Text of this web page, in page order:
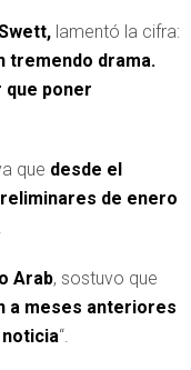
lamentó la cifra:
tremendo drama.
que poner
que desde el
de enero
Arab, sostuvo que
a meses anteriores
noticia“.